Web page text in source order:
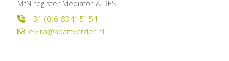
MfN register Mediator & RES
+31 (0)6-83415154
elvira@apartverder.nl